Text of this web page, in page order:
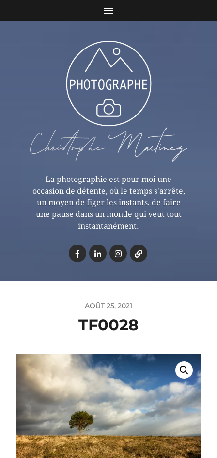
La photographie est pour moi une
occasion de détente, où le temps s'arrête,
un moyen de figer les instants, de faire
une pause dans un monde qui veut tout
instantanément.
AOÛT 25, 2021
TF0028